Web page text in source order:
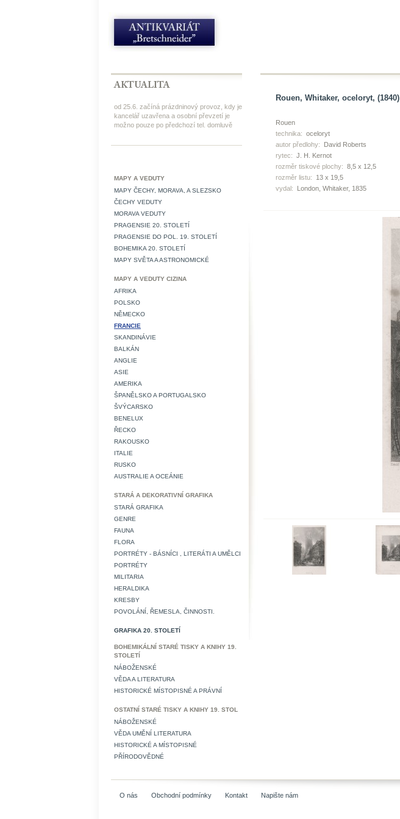
od 25.6. začíná prázdninový provoz, kdy je
kancelář uzavřena a osobní převzetí je
možno pouze po předchozí tel. domluvě
MAPY A VEDUTY
MAPY ČECHY, MORAVA, A SLEZSKO
ČECHY VEDUTY
MORAVA VEDUTY
PRAGENSIE 20. STOLETÍ
PRAGENSIE DO POL. 19. STOLETÍ
BOHEMIKA 20. STOLETÍ
MAPY SVĚTA A ASTRONOMICKÉ
MAPY A VEDUTY CIZINA
AFRIKA
POLSKO
NĚMECKO
FRANCIE
SKANDINÁVIE
BALKÁN
ANGLIE
ASIE
AMERIKA
ŠPANĚLSKO A PORTUGALSKO
ŠVÝCARSKO
BENELUX
ŘECKO
RAKOUSKO
ITALIE
RUSKO
AUSTRALIE A OCEÁNIE
STARÁ A DEKORATIVNÍ GRAFIKA
STARÁ GRAFIKA
GENRE
FAUNA
FLORA
PORTRÉTY - BÁSNÍCI , LITERÁTI A UMĚLCI
PORTRÉTY
MILITARIA
HERALDIKA
KRESBY
POVOLÁNÍ, ŘEMESLA, ČINNOSTI.
GRAFIKA 20. STOLETÍ
BOHEMIKÁLNÍ STARÉ TISKY A KNIHY 19.
STOLETÍ
NÁBOŽENSKÉ
VĚDA A LITERATURA
HISTORICKÉ MÍSTOPISNÉ A PRÁVNÍ
OSTATNÍ STARÉ TISKY A KNIHY 19. STOL
NÁBOŽENSKÉ
VĚDA UMĚNÍ LITERATURA
HISTORICKÉ A MÍSTOPISNÉ
PŘÍRODOVĚDNÉ
Rouen, Whitaker, oceloryt, (1840)
Rouen
technika: oceloryt
autor předlohy:
David Roberts
rytec: J. H. Kernot
rozměr tiskové plochy: 8,5 x 12,5
rozměr listu:
13 x 19,5
vydal:
London, Whitaker, 1835
O nás Obchodní podmínky Kontakt Napište nám